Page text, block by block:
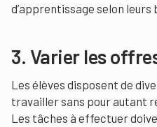
d’apprentissage selon leurs
3. Varier les
Les élèves disposent de
travailler sans pour autant
Les tâches à effectuer